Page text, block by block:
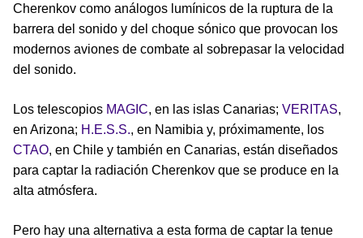
Cherenkov como análogos lumínicos de la ruptura de la
barrera del sonido y del choque sónico que provocan los
modernos aviones de combate al sobrepasar la velocidad
del sonido.
Los telescopios MAGIC, en las islas Canarias; VERITAS,
en Arizona; H.E.S.S., en Namibia y, próximamente, los
CTAO, en Chile y también en Canarias, están diseñados
para captar la radiación Cherenkov que se produce en la
alta atmósfera.
Pero hay una alternativa a esta forma de captar la tenue